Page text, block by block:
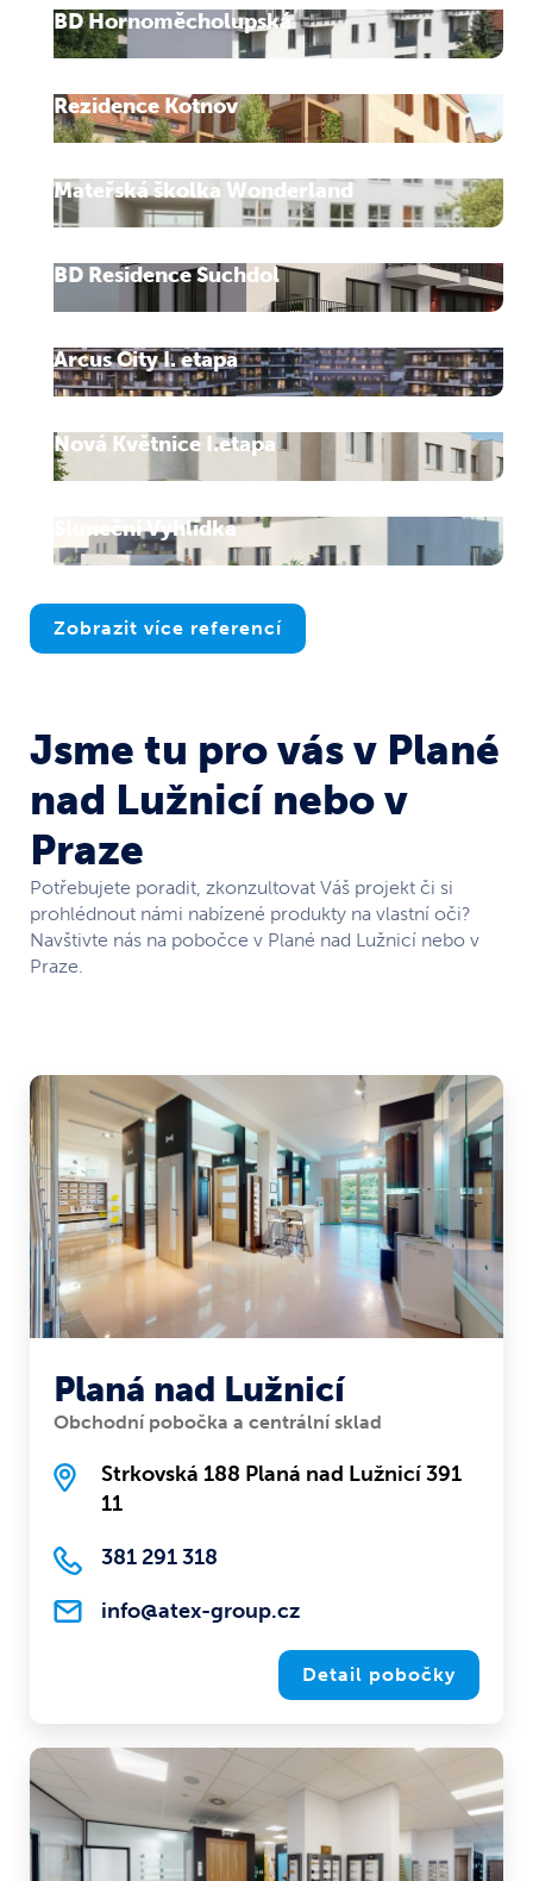
BD Hornoměcholupská
Rezidence Kotnov
Mateřská školka Wonderland
BD Residence Suchdol
Arcus City I. etapa
Nová Květnice I.etapa
Sluneční Vyhlídka
Zobrazit více referencí
Jsme tu pro vás v Plané
nad Lužnicí nebo v
Praze
Potřebujete poradit, zkonzultovat Váš projekt či si
prohlédnout námi nabízené produkty na vlastní oči?
Navštivte nás na pobočce v Plané nad Lužnicí nebo v
Praze.
Planá nad Lužnicí
Obchodní pobočka a centrální sklad
Strkovská 188 Planá nad Lužnicí 391
11
381 291 318
info@atex-group.cz
Detail pobočky